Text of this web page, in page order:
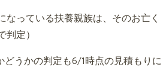
なっている扶養親族は、そのお亡く
判定）
どうかの判定も6/1時点の見積もりに